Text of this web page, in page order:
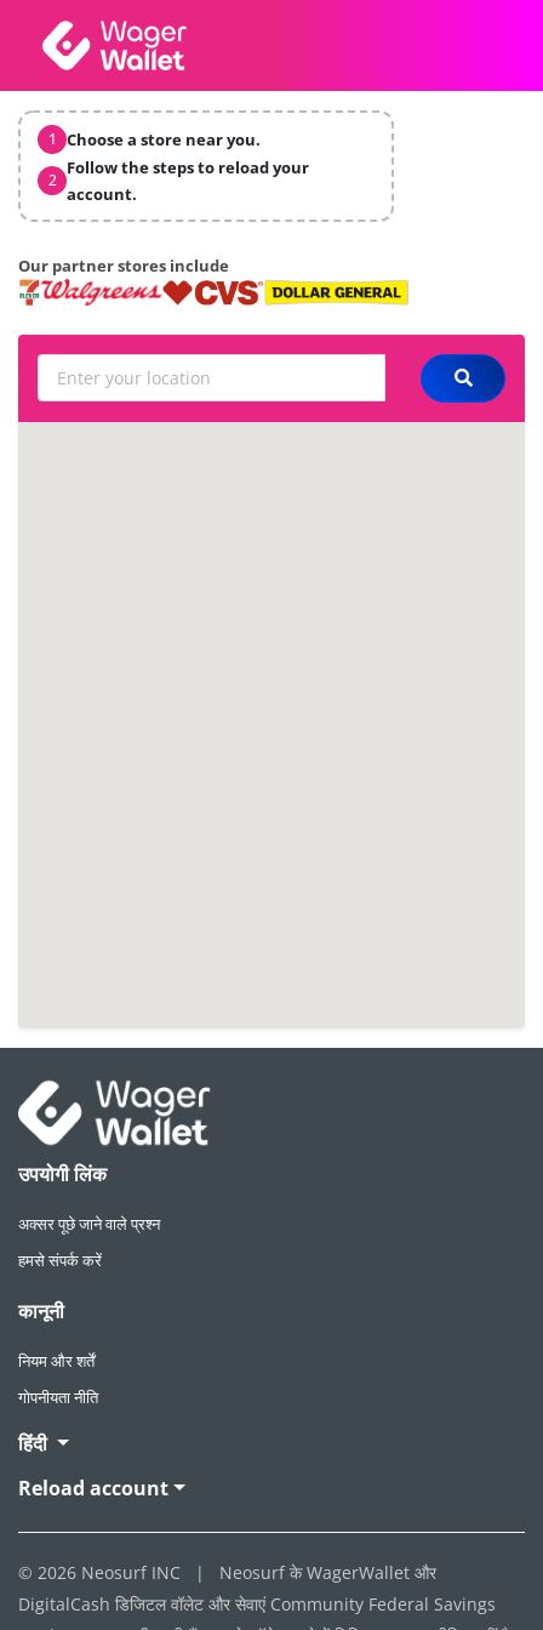
1 Choose a store near you.
2
Follow the steps to reload your
account.
Our partner stores include
उपयोगी लिंक
अक्सर पूछे जाने वाले प्रश्न
हमसे संपर्क करें
कानूनी
नियम और शर्तें
गोपनीयता नीति
हिंदी
Reload account
© 2026 Neosurf INC |
Neosurf के WagerWallet और
DigitalCash डिजिटल वॉलेट और सेवाएं Community Federal Savings